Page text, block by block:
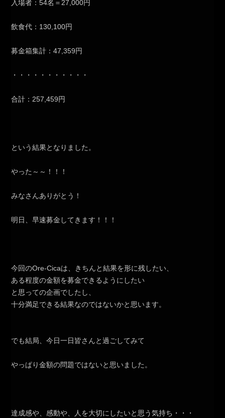
入場者：54名＝27,000円
飲食代：130,100円
募金箱集計：47,359円
・・・・・・・・・・・
合計：257,459円
という結果となりました。
やった～～！！！
みなさんありがとう！
明日、早速募金してきます！！！
今回のOre-Cicaは、きちんと結果を形に残したい、
ある程度の金額を募金できるようにしたい
と思っての企画でしたし、
十分満足できる結果なのではないかと思います。
でも結局、今日一日皆さんと過ごしてみて
やっぱり金額の問題ではないと思いました。
達成感や、感動や、人を大切にしたいと思う気持ち・・・